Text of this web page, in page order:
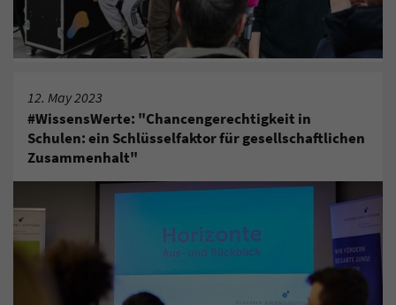
12. May 2023
#WissensWerte: "Chancengerechtigkeit in
Schulen: ein Schlüsselfaktor für gesellschaftlichen
Zusammenhalt"